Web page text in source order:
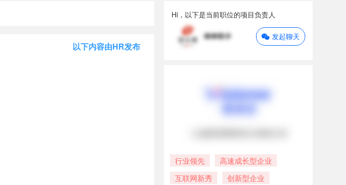
以下内容由HR发布
Hi，以下是当前职位的项目负责人
发起聊天
行业领先
高速成长型企业
互联网新秀
创新型企业